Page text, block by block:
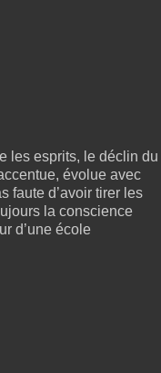
les esprits, le déclin du
évolue avec
faute d’avoir tirer les
la conscience
d’une école